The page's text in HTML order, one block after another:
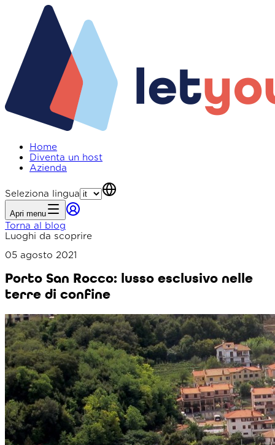
Home
Diventa un host
Azienda
Seleziona lingua
Apri menu
Torna al blog
Luoghi da scoprire
05 agosto 2021
Porto San Rocco: lusso esclusivo nelle
terre di confine